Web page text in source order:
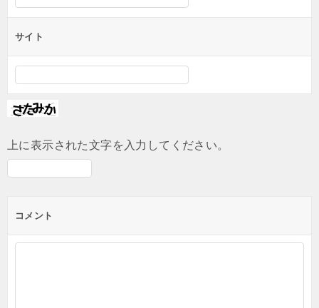
サイト
上に表示された文字を入力してください。
コメント